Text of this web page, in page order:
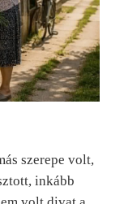
szerepe volt,
inkább